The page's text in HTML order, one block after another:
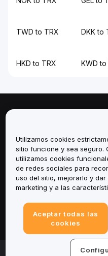
TWD to TRX DKK to
HKD to TRX KWD to
Servicios
Soporte
Productos
Legal
© 2025-2026 Bybit.eu.
Utilizamos cookies
sitio funcione y sea seguro.
utilizamos cookies
de redes sociales para
uso del sitio, mejorarlo y
marketing y a las
Aceptar todas las
cookies